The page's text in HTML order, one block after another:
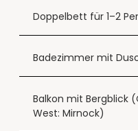
Doppelbett für 1–2
Badezimmer mit
Balkon mit Bergblick
West: Mirnock)